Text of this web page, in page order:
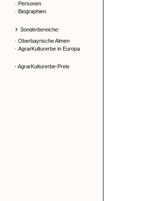
· Personen
· Biographien
Sonderbereiche:
· Oberbayrische Almen
· AgrarKulturerbe in Europa
- AgrarKulturerbe-Preis